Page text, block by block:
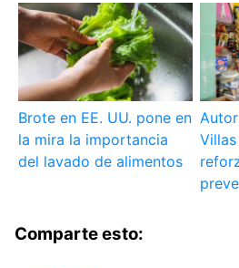
Brote en EE. UU. pone en
la mira la importancia
del lavado de alimentos
Comparte esto: